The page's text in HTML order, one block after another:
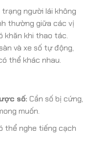
người lái không
thường giữa các vị
khăn khi thao tác.
và xe số tự động,
thể khác nhau.
số: Cần số bị cứng,
muốn.
thể nghe tiếng cạch